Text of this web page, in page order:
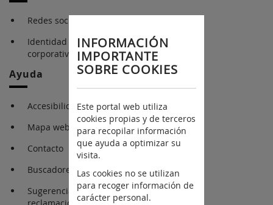
Redes sociales
Identidad gráfica
corporativa
Ayuda
Accesibilidad
Mapa web
Contacto
Buscadores
Sugerencia y
INFORMACIÓN
IMPORTANTE
SOBRE COOKIES
Este portal web utiliza
cookies propias y de terceros
para recopilar información
que ayuda a optimizar su
visita.
Las cookies no se utilizan
para recoger información de
carácter personal.